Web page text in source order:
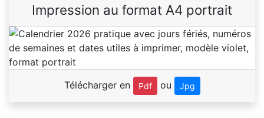
Impression au format A4 portrait
Télécharger en Pdf ou Jpg